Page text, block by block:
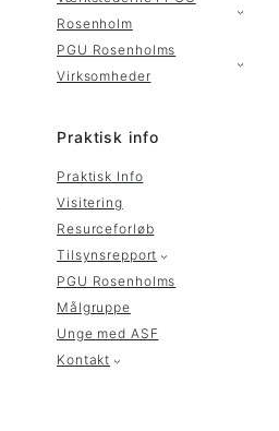
Rosenholm
PGU Rosenholms
Virksomheder
Praktisk info
Praktisk Info
Visitering
Resurceforløb
Tilsynsrepport
PGU Rosenholms
Målgruppe
Unge med ASF
Kontakt